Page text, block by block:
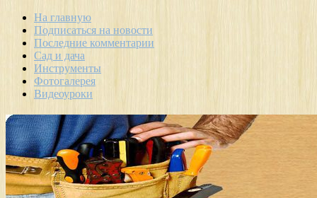
На главную
Подписаться на новости
Последние комментарии
Сад и дача
Инструменты
Фотогалерея
Видеоуроки